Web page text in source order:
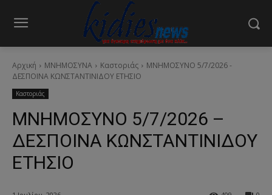
Αρχική ΜΝΗΜΟΣΥΝΑ Καστοριάς
ΜΝΗΜΟΣΥΝΟ 5/7/2026 -
ΔΕΣΠΟΙΝΑ ΚΩΝΣΤΑΝΤΙΝΙΔΟΥ ΕΤΗΣΙΟ
Καστοριάς
ΜΝΗΜΟΣΥΝΟ 5/7/2026 –
ΔΕΣΠΟΙΝΑ ΚΩΝΣΤΑΝΤΙΝΙΔΟΥ
ΕΤΗΣΙΟ